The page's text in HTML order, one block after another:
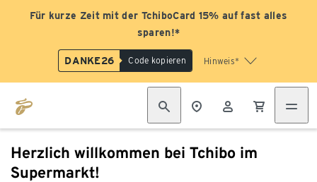
Für kurze Zeit mit der TchiboCard 15% auf fast alles
sparen!*
DANKE26 Code kopieren Hinweis*
Herzlich willkommen bei Tchibo im
Supermarkt!